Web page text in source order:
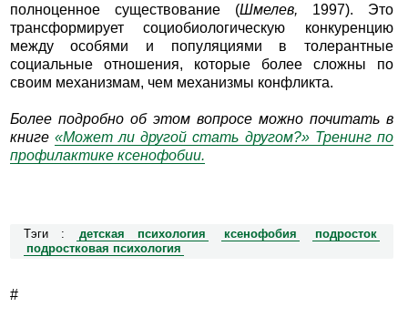
полноценное существование (Шмелев, 1997). Это
трансформирует социобиологическую конкуренцию
между особями и популяциями в толерантные
социальные отношения, которые более сложны по
своим механизмам, чем механизмы конфликта.
Более подробно об этом вопросе можно почитать в
книге «Может ли другой стать другом?» Тренинг по
профилактике ксенофобии.
Тэги : детская психология ксенофобия
подросток
подростковая психология
#